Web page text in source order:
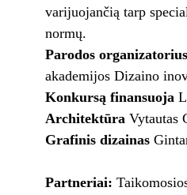
varijuojančią tarp
normų.
Parodos organizatorius
akademijos Dizaino
Konkursą finansuoja
ArchitektūraVytautas
Grafinis dizainas
Partneriai: